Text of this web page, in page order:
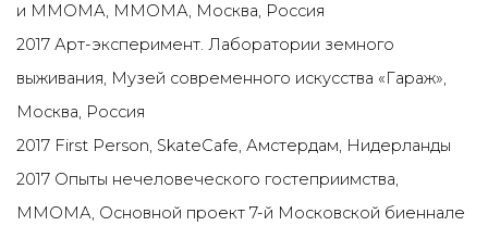
и ММОМА, ММОМА, Москва, Россия
2017 Арт-эксперимент. Лаборатории земного
выживания, Музей современного искусства «Гараж»,
Москва, Россия
2017 First Person, SkateCafe, Амстердам, Нидерланды
2017 Опыты нечеловеческого гостеприимства,
ММОМА, Основной проект 7-й Московской биеннале